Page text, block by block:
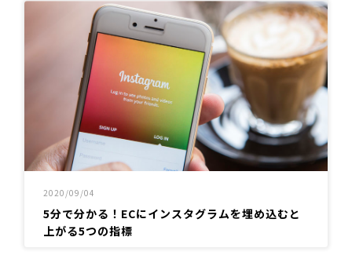
2020/09/04
5分で分かる！ECにインスタグラムを埋め込むと
上がる5つの指標